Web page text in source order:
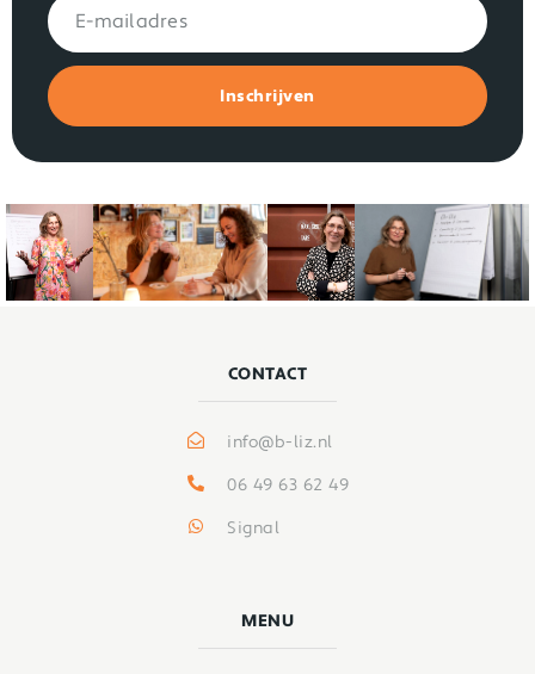
Inschrijven
CONTACT
info@b-liz.nl
06 49 63 62 49
Signal
MENU